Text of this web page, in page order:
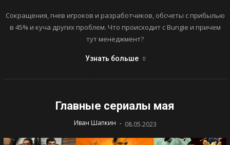
Сокращения, гнев игроков и разработчиков, обсчеты с прибылью
в 45% и куча других проблем. Что происходит с Bungie и причем
тут менеджмент?
Узнать больше
Главные сериалы мая
Иван Шапкин - 08.05.2023